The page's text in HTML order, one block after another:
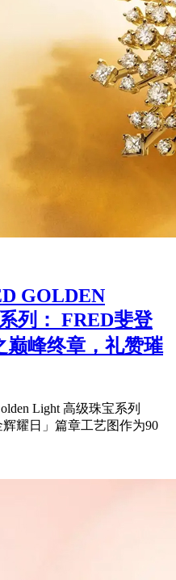
GOLDEN
列： FRED斐登
巅峰终章，礼赞璀
Light 高级珠宝系列
辉耀日」篇章工艺图作为90